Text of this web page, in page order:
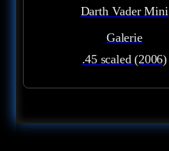
Darth Vader Mini
Galerie
.45 scaled (2006)